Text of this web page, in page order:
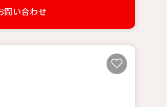
問い合わせ